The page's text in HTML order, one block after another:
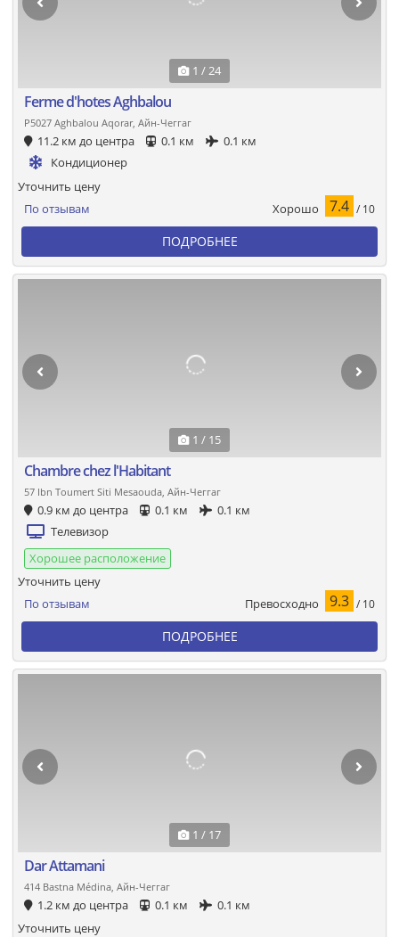
1 / 24
Ferme d'hotes Aghbalou
P5027 Aghbalou Aqorar, Айн-Чеггаг
11.2 км до центра 0.1 км
0.1 км
Кондиционер
По отзывам Хорошо 7.4 / 10
Уточнить цену
ПОДРОБНЕЕ
1 / 15
Chambre chez l'Habitant
57 Ibn Toumert Siti Mesaouda, Айн-Чеггаг
0.9 км до центра 0.1 км
0.1 км
Телевизор
Хорошее расположение
По отзывам Превосходно 9.3 / 10
Уточнить цену
ПОДРОБНЕЕ
1 / 17
Dar Attamani
414 Bastna Médina, Айн-Чеггаг
1.2 км до центра 0.1 км 0.1 км
Уточнить цену